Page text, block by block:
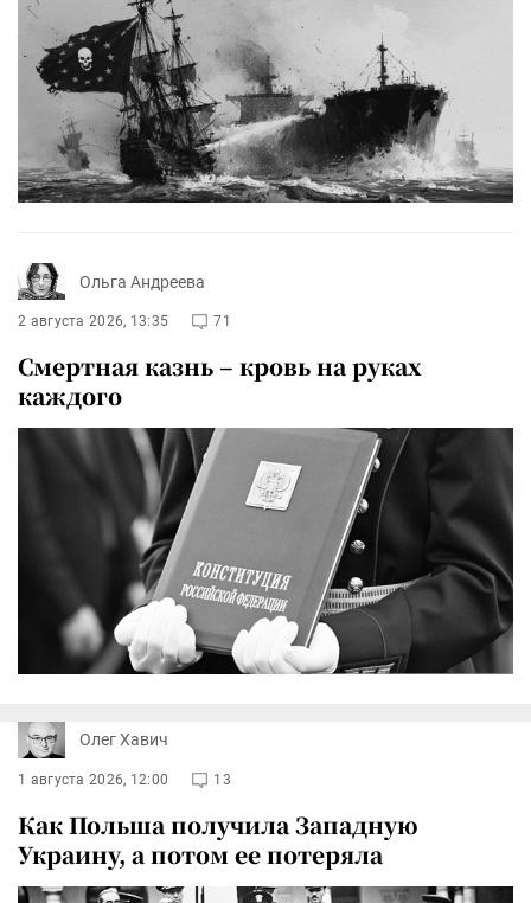
Ольга Андреева
2 августа 2026, 13:35 71
Смертная казнь – кровь на руках
каждого
Олег Хавич
1 августа 2026, 12:00 13
Как Польша получила Западную
Украину, а потом ее потеряла